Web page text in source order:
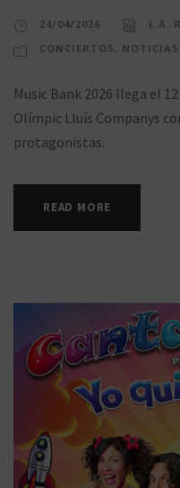
24/04/2026
L.A.
CONCIERTOS , NOTICIAS
Music Bank 2026 llega el
Olímpic Lluís Companys
protagonistas.
READ MORE